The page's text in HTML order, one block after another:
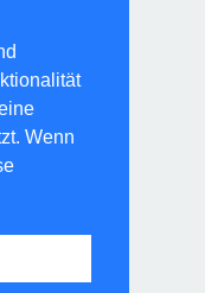
Wenn